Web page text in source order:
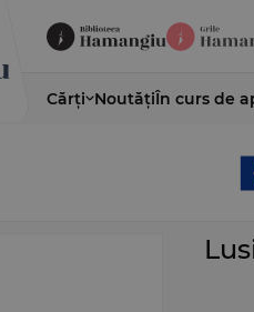
Cărți NoutățiÎn curs de